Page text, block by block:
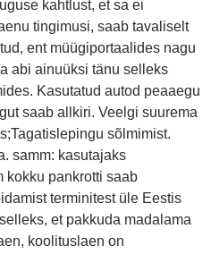
kahtlust, et sa ei
tingimusi, saab tavaliselt
ent müügiportaalides nagu
abi ainuüksi tänu selleks
Kasutatud autod peaaegu
saab allkiri. Veelgi suurema
sõlmimist.
samm: kasutajaks
kokku pankrotti saab
terminitest üle Eestis
et pakkuda madalama
koolituslaen on